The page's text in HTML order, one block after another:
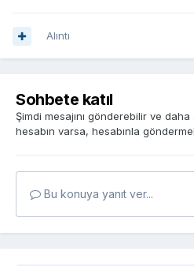
Alıntı
Sohbete katıl
Şimdi mesajını gönderebilir ve
hesabın varsa, hesabınla
Bu konuya yanıt ver...